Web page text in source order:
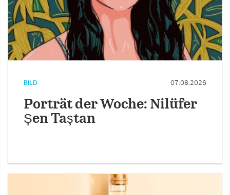
BILD 07.08.2026
Porträt der Woche: Nilüfer
Şen Taştan